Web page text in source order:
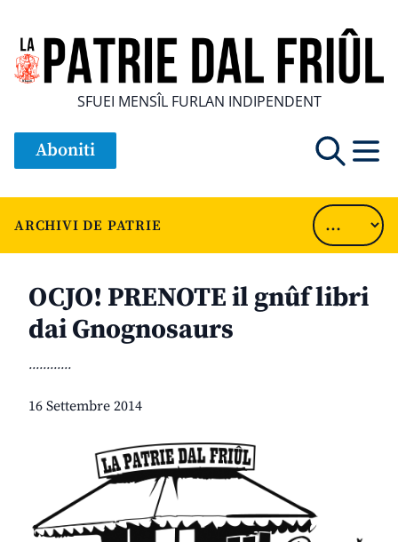
SFUEI MENSÎL FURLAN INDIPENDENT
Aboniti
ARCHIVI DE PATRIE
OCJO! PRENOTE il gnûf libri
dai Gnognosaurs
............
16 Settembre 2014